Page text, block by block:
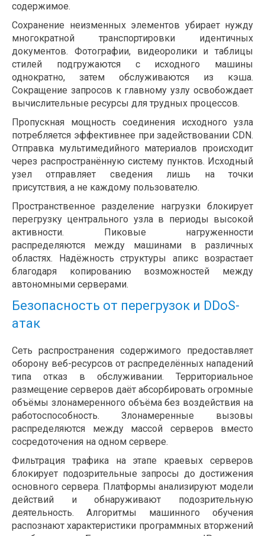
содержимое.
Сохранение неизменных элементов убирает нужду
многократной транспортировки идентичных
документов. Фотографии, видеоролики и таблицы
стилей подгружаются с исходного машины
однократно, затем обслуживаются из кэша.
Сокращение запросов к главному узлу освобождает
вычислительные ресурсы для трудных процессов.
Пропускная мощность соединения исходного узла
потребляется эффективнее при задействовании CDN.
Отправка мультимедийного материалов происходит
через распространённую систему пунктов. Исходный
узел отправляет сведения лишь на точки
присутствия, а не каждому пользователю.
Пространственное разделение нагрузки блокирует
перегрузку центрального узла в периоды высокой
активности. Пиковые нагруженности
распределяются между машинами в различных
областях. Надёжность структуры апикс возрастает
благодаря копированию возможностей между
автономными серверами.
Безопасность от перегрузок и DDoS-
атак
Сеть распространения содержимого предоставляет
оборону веб-ресурсов от распределённых нападений
типа отказ в обслуживании. Территориальное
размещение серверов даёт абсорбировать огромные
объёмы злонамеренного объёма без воздействия на
работоспособность. Злонамеренные вызовы
распределяются между массой серверов вместо
сосредоточения на одном сервере.
Фильтрация трафика на этапе краевых серверов
блокирует подозрительные запросы до достижения
основного сервера. Платформы анализируют модели
действий и обнаруживают подозрительную
деятельность. Алгоритмы машинного обучения
распознают характеристики программных вторжений